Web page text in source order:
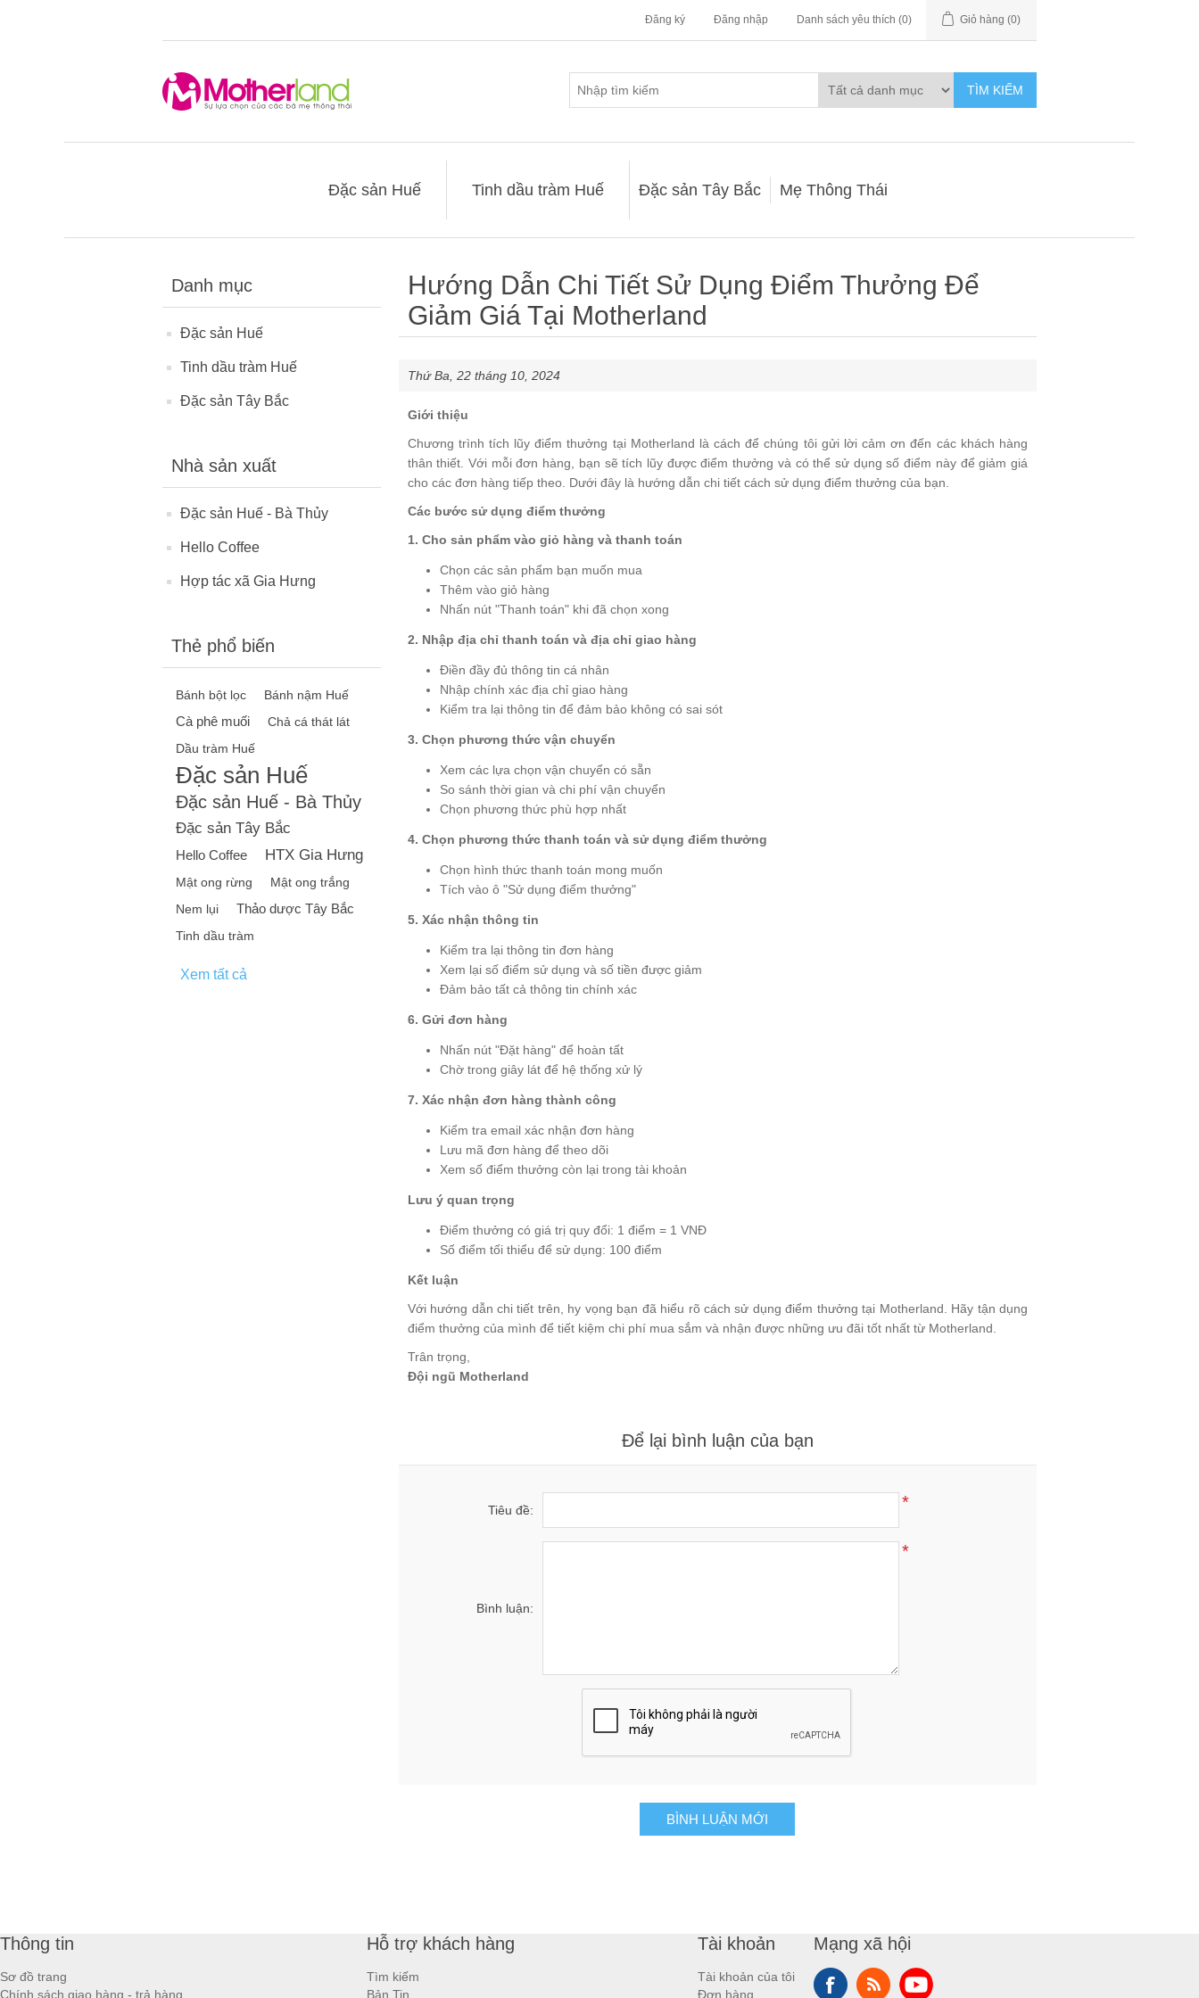
Đăng ký Đăng nhập Danh sách yêu thích (0) Giỏ hàng (0)
TÌM KIẾM
Đặc sản Huế Tinh dầu tràm Huế Đặc sản Tây Bắc Mẹ Thông Thái
Danh mục
Đặc sản Huế
Tinh dầu tràm Huế
Đặc sản Tây Bắc
Nhà sản xuất
Đặc sản Huế - Bà Thủy
Hello Coffee
Hợp tác xã Gia Hưng
Thẻ phổ biến
Bánh bột lọc Bánh nậm Huế
Cà phê muối
Chả cá thát lát
Dầu tràm Huế
Đặc sản Huế
Đặc sản Huế - Bà Thủy
Đặc sản Tây Bắc
Hello Coffee HTX Gia Hưng
Mật ong rừng
Mật ong trắng
Nem lụi
Thảo dược Tây Bắc
Tinh dầu tràm
Xem tất cả
Hướng Dẫn Chi Tiết Sử Dụng Điểm Thưởng Để
Giảm Giá Tại Motherland
Thứ Ba, 22 tháng 10, 2024
Giới thiệu
Chương trình tích lũy điểm thưởng tại Motherland là cách để chúng tôi gửi lời cảm ơn đến các khách hàng
thân thiết. Với mỗi đơn hàng, bạn sẽ tích lũy được điểm thưởng và có thể sử dụng số điểm này để giảm giá
cho các đơn hàng tiếp theo. Dưới đây là hướng dẫn chi tiết cách sử dụng điểm thưởng của bạn.
Các bước sử dụng điểm thưởng
1. Cho sản phẩm vào giỏ hàng và thanh toán
Chọn các sản phẩm bạn muốn mua
Thêm vào giỏ hàng
Nhấn nút "Thanh toán" khi đã chọn xong
2. Nhập địa chỉ thanh toán và địa chỉ giao hàng
Điền đầy đủ thông tin cá nhân
Nhập chính xác địa chỉ giao hàng
Kiểm tra lại thông tin để đảm bảo không có sai sót
3. Chọn phương thức vận chuyển
Xem các lựa chọn vận chuyển có sẵn
So sánh thời gian và chi phí vận chuyển
Chọn phương thức phù hợp nhất
4. Chọn phương thức thanh toán và sử dụng điểm thưởng
Chọn hình thức thanh toán mong muốn
Tích vào ô "Sử dụng điểm thưởng"
5. Xác nhận thông tin
Kiểm tra lại thông tin đơn hàng
Xem lại số điểm sử dụng và số tiền được giảm
Đảm bảo tất cả thông tin chính xác
6. Gửi đơn hàng
Nhấn nút "Đặt hàng" để hoàn tất
Chờ trong giây lát để hệ thống xử lý
7. Xác nhận đơn hàng thành công
Kiểm tra email xác nhận đơn hàng
Lưu mã đơn hàng để theo dõi
Xem số điểm thưởng còn lại trong tài khoản
Lưu ý quan trọng
Điểm thưởng có giá trị quy đổi: 1 điểm = 1 VNĐ
Số điểm tối thiểu để sử dụng: 100 điểm
Kết luận
Với hướng dẫn chi tiết trên, hy vọng bạn đã hiểu rõ cách sử dụng điểm thưởng tại Motherland. Hãy tận dụng
điểm thưởng của mình để tiết kiệm chi phí mua sắm và nhận được những ưu đãi tốt nhất từ Motherland.
Trân trọng,
Đội ngũ Motherland
Để lại bình luận của bạn
Tiêu đề: *
Bình luận:
*
BÌNH LUẬN MỚI
Thông tin
Sơ đồ trang
Chính sách giao hàng - trả hàng
Hỗ trợ khách hàng
Tìm kiếm
Bản Tin
Tài khoản
Tài khoản của tôi
Đơn hàng
Mạng xã hội